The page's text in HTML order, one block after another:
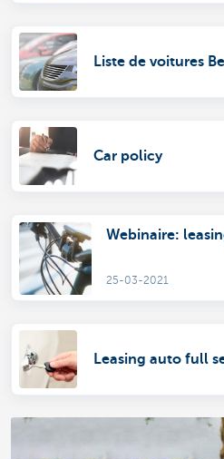
Liste de voitures
Car policy
Webinaire:
25-03-2021
Leasing auto full